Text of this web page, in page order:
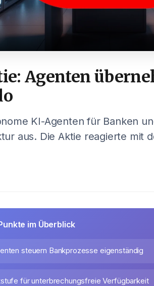
Agenten
KI-Agenten für Banken
aus. Die Aktie reagierte mit
im Überblick
steuern Bankprozesse eigenständig
für unterbrechungsfreie Verfügbarkeit